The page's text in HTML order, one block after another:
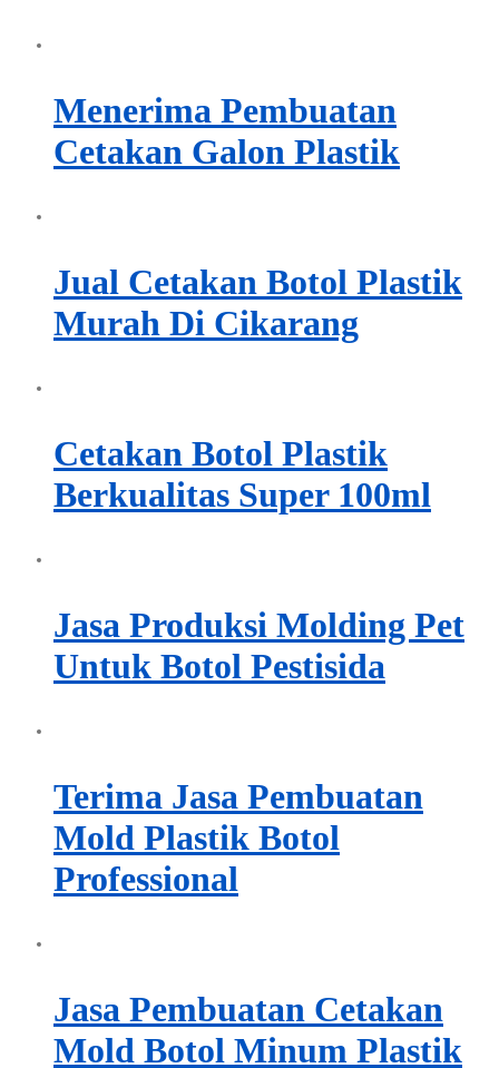
Menerima Pembuatan
Cetakan Galon Plastik
Jual Cetakan Botol Plastik
Murah Di Cikarang
Cetakan Botol Plastik
Berkualitas Super 100ml
Jasa Produksi Molding Pet
Untuk Botol Pestisida
Terima Jasa Pembuatan
Mold Plastik Botol
Professional
Jasa Pembuatan Cetakan
Mold Botol Minum Plastik